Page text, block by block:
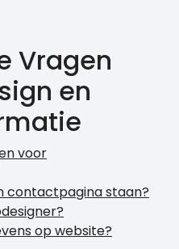
Vragen
en
voor
contactpagina staan?
op website?